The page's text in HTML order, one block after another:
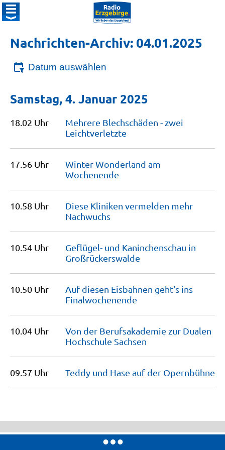
Nachrichten-Archiv: 04.01.2025
Datum auswählen
Samstag, 4. Januar 2025
18.02 Uhr
Mehrere Blechschäden - zwei
Leichtverletzte
17.56 Uhr
Winter-Wonderland am
Wochenende
10.58 Uhr
Diese Kliniken vermelden mehr
Nachwuchs
10.54 Uhr
Geflügel- und Kaninchenschau in
Großrückerswalde
10.50 Uhr
Auf diesen Eisbahnen geht's ins
Finalwochenende
10.04 Uhr
Von der Berufsakademie zur Dualen
Hochschule Sachsen
09.57 Uhr Teddy und Hase auf der Opernbühne